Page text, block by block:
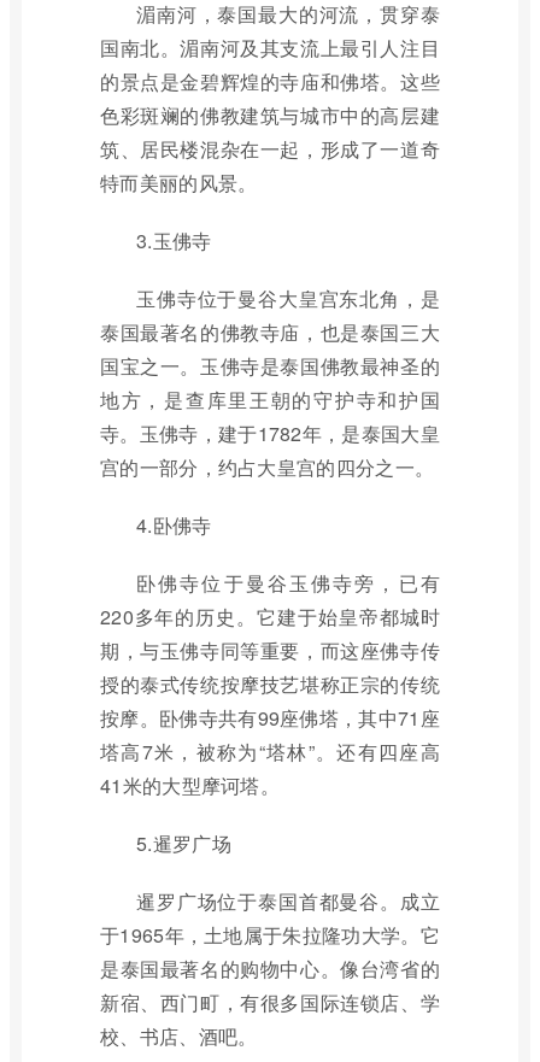
湄南河，泰国最大的河流，贯穿泰
国南北。湄南河及其支流上最引人注目
的景点是金碧辉煌的寺庙和佛塔。这些
色彩斑斓的佛教建筑与城市中的高层建
筑、居民楼混杂在一起，形成了一道奇
特而美丽的风景。
3.玉佛寺
玉佛寺位于曼谷大皇宫东北角，是
泰国最著名的佛教寺庙，也是泰国三大
国宝之一。玉佛寺是泰国佛教最神圣的
地方，是查库里王朝的守护寺和护国
寺。玉佛寺，建于1782年，是泰国大皇
宫的一部分，约占大皇宫的四分之一。
4.卧佛寺
卧佛寺位于曼谷玉佛寺旁，已有
220多年的历史。它建于始皇帝都城时
期，与玉佛寺同等重要，而这座佛寺传
授的泰式传统按摩技艺堪称正宗的传统
按摩。卧佛寺共有99座佛塔，其中71座
塔高7米，被称为“塔林”。还有四座高
41米的大型摩诃塔。
5.暹罗广场
暹罗广场位于泰国首都曼谷。成立
于1965年，土地属于朱拉隆功大学。它
是泰国最著名的购物中心。像台湾省的
新宿、西门町，有很多国际连锁店、学
校、书店、酒吧。